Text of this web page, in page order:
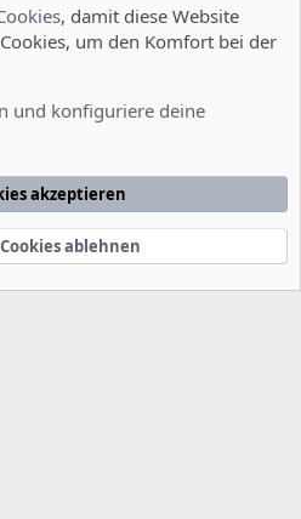
Datenschutzerklärung
© 2010-2022 XenForo Ltd.
, damit diese Website
um den Komfort bei der
und konfiguriere deine
akzeptieren
ablehnen